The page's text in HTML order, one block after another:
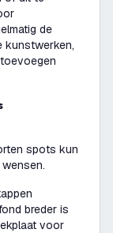
de
kunstwerken,
spots kun
breder is
voor